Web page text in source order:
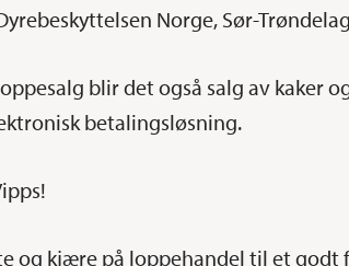
Norge, Sør-
blir det også salg av kaker
betalingsløsning.
og kjære på loppehandel til et godt